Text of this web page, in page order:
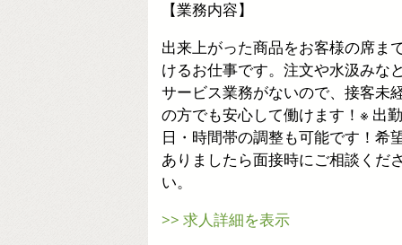
【業務内容】
出来上がった商品をお客様の席ま
けるお仕事です。注文や水汲みな
サービス業務がないので、接客未
の方でも安心して働けます！※ 出勤
日・時間帯の調整も可能です！希
ありましたら面接時にご相談くだ
い。
>> 求人詳細を表示